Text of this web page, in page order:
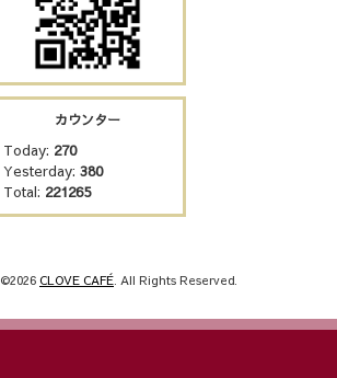
カウンター
Today: 270
Yesterday: 380
Total: 221265
©2026 CLOVE CAFÉ. All Rights Reserved.